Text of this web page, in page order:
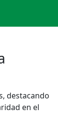
destacando
en el